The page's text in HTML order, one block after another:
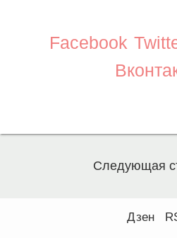
Facebook
Следующая
Дзен